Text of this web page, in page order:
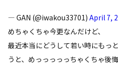
— GAN (@iwakou33701) April 7,
めちゃくちゃ今更なんだけど、
最近本当にどうして若い時にもっ
うと、めっっっっっちゃくちゃ後悔